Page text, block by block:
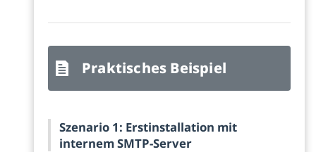
Praktisches Beispiel
Szenario 1: Erstinstallation mit
internem SMTP-Server